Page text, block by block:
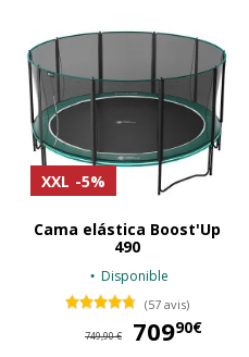
XXL -5%
Cama elástica Boost'Up
490
Disponible
(57 avis)
749,90 € 70990€